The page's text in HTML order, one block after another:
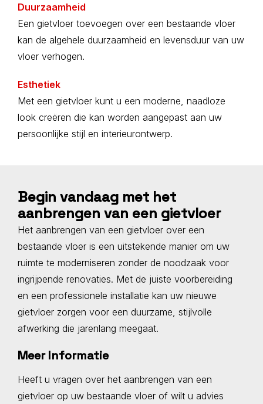
Duurzaamheid
Een gietvloer toevoegen over een bestaande vloer
kan de algehele duurzaamheid en levensduur van uw
vloer verhogen.
Esthetiek
Met een gietvloer kunt u een moderne, naadloze
look creëren die kan worden aangepast aan uw
persoonlijke stijl en interieurontwerp.
Begin vandaag met het
aanbrengen van een gietvloer
Het aanbrengen van een gietvloer over een
bestaande vloer is een uitstekende manier om uw
ruimte te moderniseren zonder de noodzaak voor
ingrijpende renovaties. Met de juiste voorbereiding
en een professionele installatie kan uw nieuwe
gietvloer zorgen voor een duurzame, stijlvolle
afwerking die jarenlang meegaat.
Meer Informatie
Heeft u vragen over het aanbrengen van een
gietvloer op uw bestaande vloer of wilt u advies